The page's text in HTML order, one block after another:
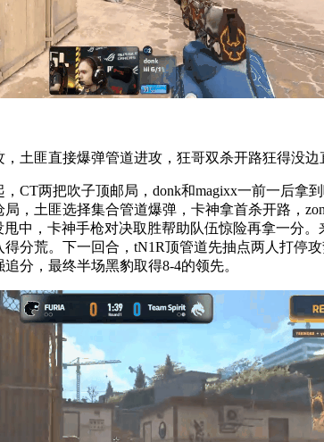
匪直接爆弹管道进攻，狂哥双杀开路狂得没边
两把吹子顶邮局，donk和magixx一前一后拿
局，土匪选择集合管道爆弹，卡神拿首杀开路，
甩中，卡神手枪对决取胜帮助队伍惊险再拿一分
分荒。下一回合，tN1R顶管道先抽点两人打停
分，最终半场黑豹取得8-4的领先。